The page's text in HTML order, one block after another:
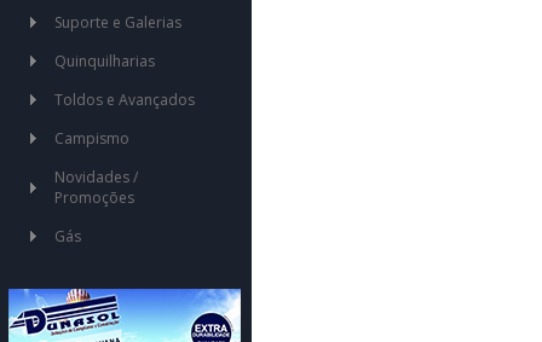
Suporte e Galerias
Quinquilharias
Toldos e Avançados
Campismo
Novidades /
Promoções
Gás